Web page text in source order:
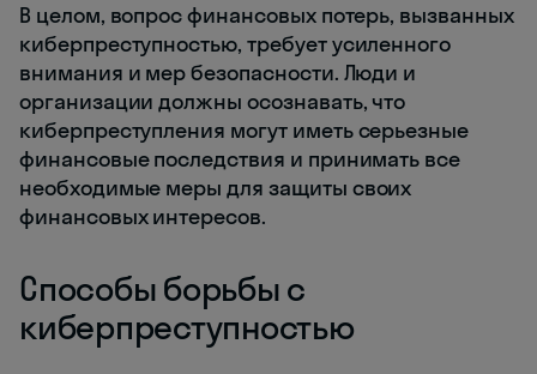
В целом, вопрос финансовых потерь, вызванных
киберпреступностью, требует усиленного
внимания и мер безопасности. Люди и
организации должны осознавать, что
киберпреступления могут иметь серьезные
финансовые последствия и принимать все
необходимые меры для защиты своих
финансовых интересов.
Способы борьбы с
киберпреступностью